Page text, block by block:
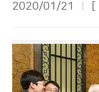
2020/01/21